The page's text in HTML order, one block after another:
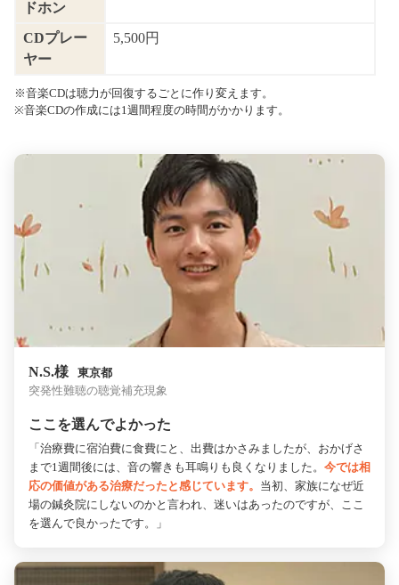
ドホン
CDプレー
ヤー
5,500円
※音楽CDは聴力が回復するごとに作り変えます。
※音楽CDの作成には1週間程度の時間がかかります。
N.S.様 東京都
突発性難聴の聴覚補充現象
ここを選んでよかった
「治療費に宿泊費に食費にと、出費はかさみましたが、おかげさ
まで1週間後には、音の響きも耳鳴りも良くなりました。 今では相
応の価値がある治療だったと感じています。 当初、家族になぜ近
場の鍼灸院にしないのかと言われ、迷いはあったのですが、ここ
を選んで良かったです。」